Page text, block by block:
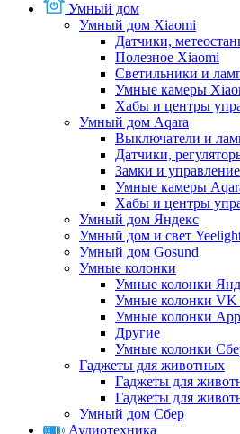
Умный дом
Умный дом Xiaomi
Датчики,
Полезное Xiaomi
Светильники и
Умные камеры
Хабы и центры
Умный дом Aqara
Выключатели и
Датчики,
Замки и
Умные камеры
Хабы и центры
Умный дом Яндекс
Умный дом и свет
Умный дом Gosund
Умные колонки
Умные колонки
Умные колонки VK
Умные колонки
Другие
Умные колонки
Гаджеты для животных
Гаджеты для
Гаджеты для
Умный дом Сбер
Аудиотехника